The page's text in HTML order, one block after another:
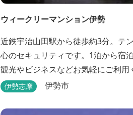
ウィークリーマンション伊勢
近鉄宇治山田駅から徒歩約3分。テ
心のセキュリティです。1泊から宿
観光やビジネスなどお気軽にご利用
伊勢志摩 伊勢市